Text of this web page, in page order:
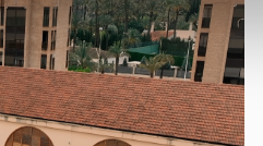
VER TODAS LAS
e impresos